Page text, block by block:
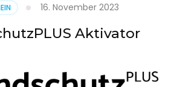
Schlacht
im
Netz
16. November 2023
Aktivator